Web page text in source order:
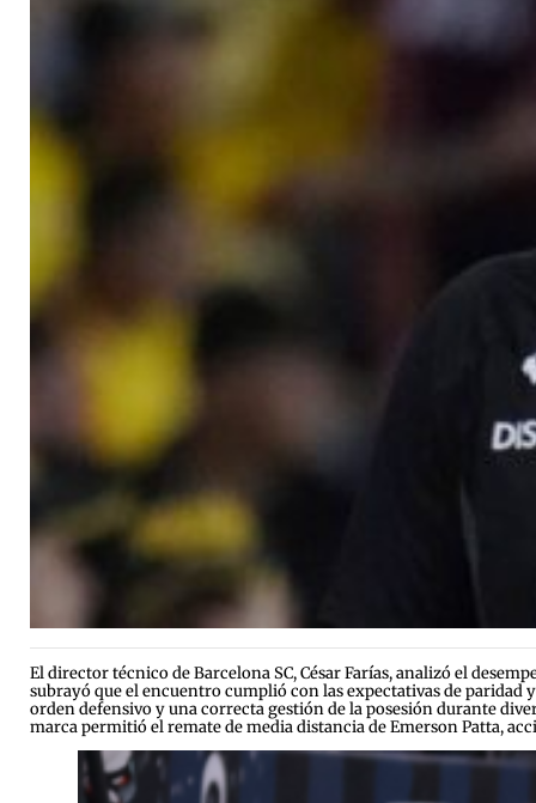
El director técnico de Barcelona SC, César Farías, analizó el
subrayó que el encuentro cumplió con las expectativas de
orden defensivo y una correcta gestión de la posesión durante
marca permitió el remate de media distancia de Emerson Patta,